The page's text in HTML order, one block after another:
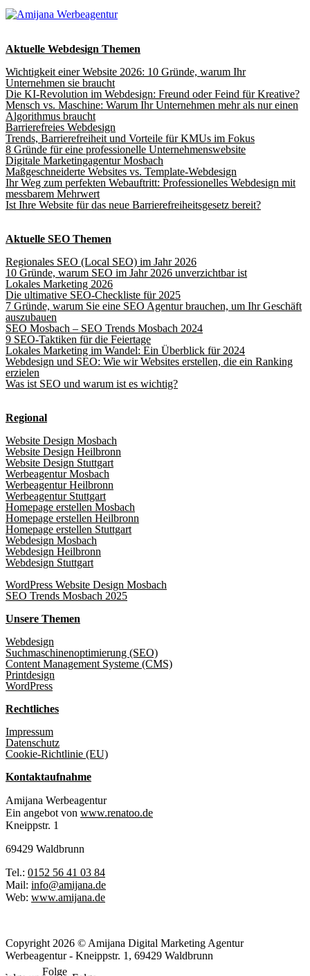
Aktuelle Webdesign Themen
Wichtigkeit einer Website 2026: 10 Gründe, warum Ihr
Unternehmen sie braucht
Die KI-Revolution im Webdesign: Freund oder Feind für Kreative?
Mensch vs. Maschine: Warum Ihr Unternehmen mehr als nur einen
Algorithmus braucht
Barrierefreies Webdesign
Trends, Barrierefreiheit und Vorteile für KMUs im Fokus
8 Gründe für eine professionelle Unternehmenswebsite
Digitale Marketingagentur Mosbach
Maßgeschneiderte Websites vs. Template-Webdesign
Ihr Weg zum perfekten Webauftritt: Professionelles Webdesign mit
messbarem Mehrwert
Ist Ihre Website für das neue Barrierefreiheitsgesetz bereit?
Aktuelle SEO Themen
Regionales SEO (Local SEO) im Jahr 2026
10 Gründe, warum SEO im Jahr 2026 unverzichtbar ist
Lokales Marketing 2026
Die ultimative SEO-Checkliste für 2025
7 Gründe, warum Sie eine SEO Agentur brauchen, um Ihr Geschäft
auszubauen
SEO Mosbach – SEO Trends Mosbach 2024
9 SEO-Taktiken für die Feiertage
Lokales Marketing im Wandel: Ein Überblick für 2024
Webdesign und SEO: Wie wir Websites erstellen, die ein Ranking
erzielen
Was ist SEO und warum ist es wichtig?
Regional
Website Design Mosbach
Website Design Heilbronn
Website Design Stuttgart
Werbeagentur Mosbach
Werbeagentur Heilbronn
Werbeagentur Stuttgart
Homepage erstellen Mosbach
Homepage erstellen Heilbronn
Homepage erstellen Stuttgart
Webdesign Mosbach
Webdesign Heilbronn
Webdesign Stuttgart
WordPress Website Design Mosbach
SEO Trends Mosbach 2025
Unsere Themen
Webdesign
Suchmaschinenoptimierung (SEO)
Content Management Systeme (CMS)
Printdesign
WordPress
Rechtliches
Impressum
Datenschutz
Cookie-Richtlinie (EU)
Kontaktaufnahme
Amijana Werbeagentur
Ein angebot von www.renatoo.de
Kneippstr. 1
69429 Waldbrunn
Tel.: 0152 56 41 03 84
Mail: info@amijana.de
Web: www.amijana.de
Copyright 2026 © Amijana Digital Marketing Agentur
Werbeagentur - Kneippstr. 1, 69429 Waldbrunn
Folge